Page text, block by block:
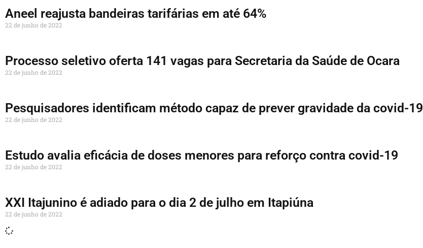
Aneel reajusta bandeiras tarifárias em até 64%
22 de junho de 2022
Processo seletivo oferta 141 vagas para Secretaria da Saúde de Ocara
22 de junho de 2022
Pesquisadores identificam método capaz de prever gravidade da covid-19
22 de junho de 2022
Estudo avalia eficácia de doses menores para reforço contra covid-19
22 de junho de 2022
XXI Itajunino é adiado para o dia 2 de julho em Itapiúna
22 de junho de 2022